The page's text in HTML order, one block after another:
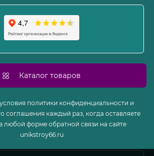
Каталог товаров
политики конфиденциальности и
соглашения каждый раз, когда оставляете
любой форме обратной связи на сайте
unikstroy66.ru